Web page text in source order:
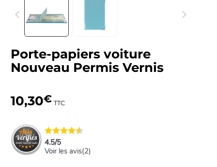
Porte-papiers voiture
Nouveau Permis Vernis
4.5/5
Voir les avis(2)
10,30€ TTC